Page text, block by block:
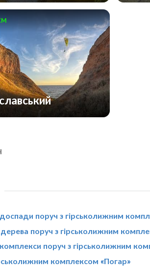
поруч з гірськолижним
дерева поруч з гірськолижним
комплекси поруч з гірськолижним
комплексом «Погар»